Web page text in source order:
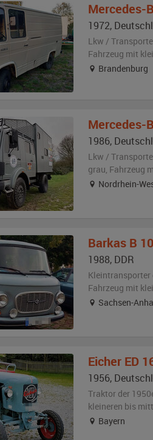
Mercedes-
1972,
Lkw /
Fahrzeug mit
Brandenburg
Mercedes-
1986,
Lkw /
grau, Fahrzeug
Nordrhein-
Barkas B
1988, DDR
Kleintransporter
Fahrzeug mit
Sachsen-
Eicher ED
1956,
Traktor der
kleineren bis
Bayern